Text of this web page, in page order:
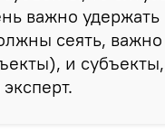
важно
сеять,
и субъекты,